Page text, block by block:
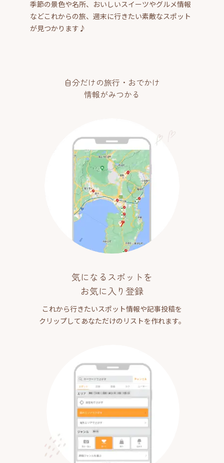
季節の景色や名所、おいしいスイーツやグルメ情報
などこれからの旅、週末に行きたい素敵なスポット
が見つかります♪
自分だけの旅行・おでかけ
情報がみつかる
気になるスポットを
お気に入り登録
これから行きたいスポット情報や記事投稿を
クリップしてあなただけのリストを作れます。